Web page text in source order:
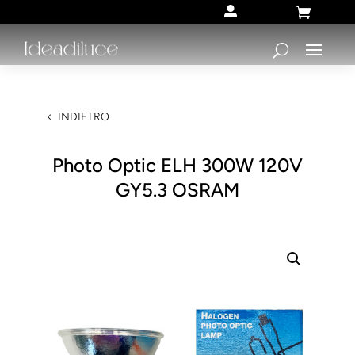
 
INDIETRO
Photo Optic ELH 300W 120V
GY5.3 OSRAM